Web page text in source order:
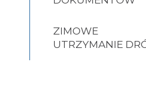
ZIMOWE
UTRZYMANIE